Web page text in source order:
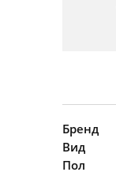
Бренд
Вид
Пол